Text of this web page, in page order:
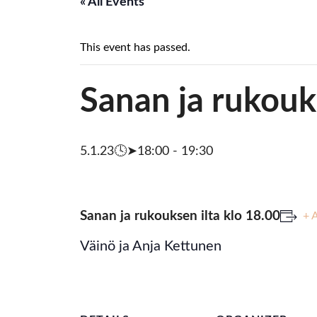
This event has passed.
Sanan ja
5.1.23🕓➤18:00 - 19:30
Sanan ja rukouksen ilta klo 18.00
Väinö ja Anja Kettunen
+